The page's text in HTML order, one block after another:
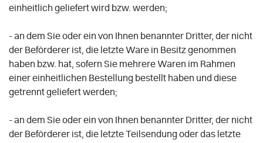
einheitlich geliefert wird bzw. werden;
- an dem Sie oder ein von Ihnen benannter Dritter, der nicht
der Beförderer ist, die letzte Ware in Besitz genommen
haben bzw. hat, sofern Sie mehrere Waren im Rahmen
einer einheitlichen Bestellung bestellt haben und diese
getrennt geliefert werden;
- an dem Sie oder ein von Ihnen benannter Dritter, der nicht
der Beförderer ist, die letzte Teilsendung oder das letzte